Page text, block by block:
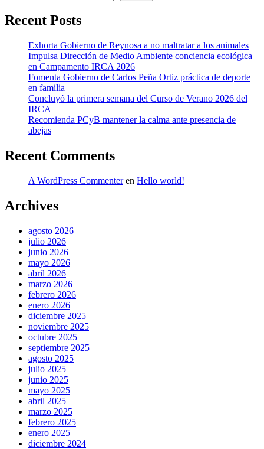
Recent Posts
Exhorta Gobierno de Reynosa a no maltratar a los animales
Impulsa Dirección de Medio Ambiente conciencia ecológica
en Campamento IRCA 2026
Fomenta Gobierno de Carlos Peña Ortiz práctica de deporte
en familia
Concluyó la primera semana del Curso de Verano 2026 del
IRCA
Recomienda PCyB mantener la calma ante presencia de
abejas
Recent Comments
A WordPress Commenteren Hello world!
Archives
agosto 2026
julio 2026
junio 2026
mayo 2026
abril 2026
marzo 2026
febrero 2026
enero 2026
diciembre 2025
noviembre 2025
octubre 2025
septiembre 2025
agosto 2025
julio 2025
junio 2025
mayo 2025
abril 2025
marzo 2025
febrero 2025
enero 2025
diciembre 2024